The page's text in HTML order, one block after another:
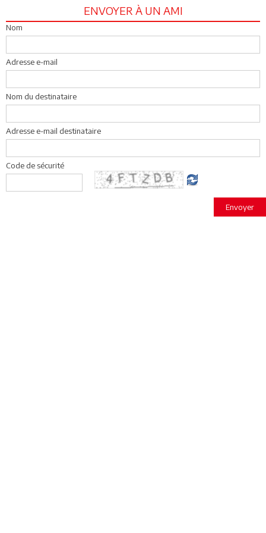
ENVOYER À UN AMI
Nom
Adresse e-mail
Nom du destinataire
Adresse e-mail destinataire
Code de sécurité
Envoyer